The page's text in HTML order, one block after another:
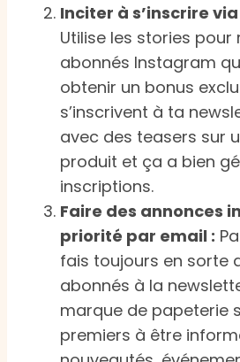
Inciter à s’inscrire
Utilise les stories
abonnés Instagram
obtenir un bonus
s’inscrivent à ta
avec des teasers sur
produit et ça a bien
inscriptions.
Faire des annonces
priorité par email :
fais toujours en sorte
abonnés à la
marque de papeterie
premiers à être